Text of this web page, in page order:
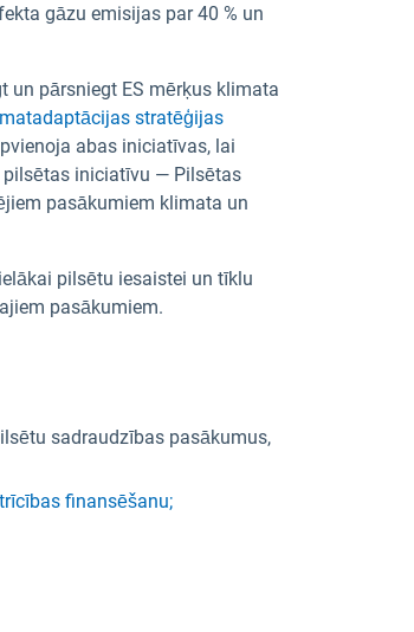
gāzu emisijas par 40 % un
un pārsniegt ES mērķus klimata
stratēģijas
abas iniciatīvas, lai
pilsētas iniciatīvu — Pilsētas
pasākumiem klimata un
pilsētu iesaistei un tīklu
pasākumiem.
sadraudzības pasākumus,
finansēšanu;